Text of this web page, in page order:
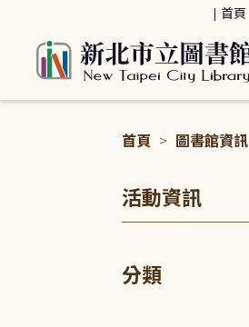
首頁
首頁 > 圖書館資訊
活動資訊
分類